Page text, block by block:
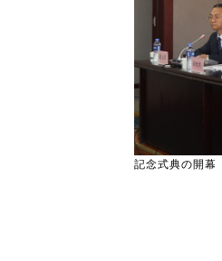
記念式典の開幕